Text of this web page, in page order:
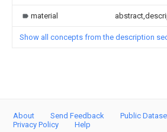
material
Show all concepts from the description
About Send Feedback Public
Privacy Policy
Help